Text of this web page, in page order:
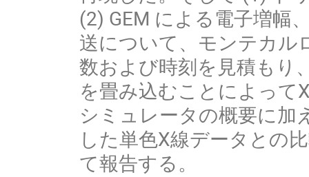
(2) GEM による電子増幅
送について、モンテカル
数および時刻を見積もり
を畳み込むことによって
シミュレータの概要に加
した単色X線データとの
て報告する。